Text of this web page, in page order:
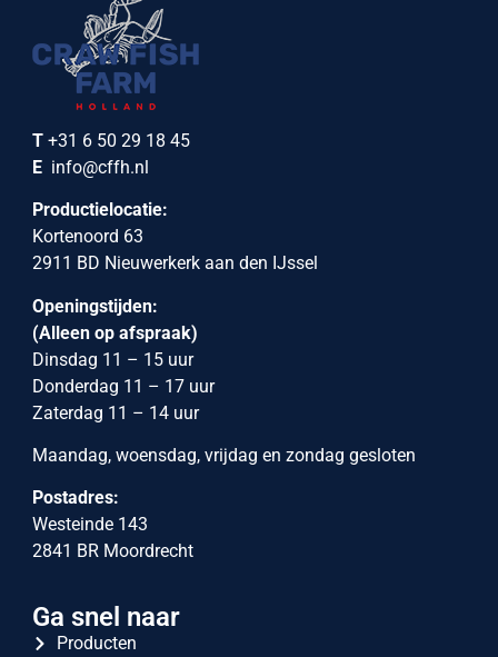
T +31 6 50 29 18 45
E info@cffh.nl
Productielocatie:
Kortenoord 63
2911 BD Nieuwerkerk aan den IJssel
Openingstijden:
(Alleen op afspraak)
Dinsdag 11 – 15 uur
Donderdag 11 – 17 uur
Zaterdag 11 – 14 uur
Maandag, woensdag, vrijdag en zondag gesloten
Postadres:
Westeinde 143
2841 BR Moordrecht
Ga snel naar
Producten